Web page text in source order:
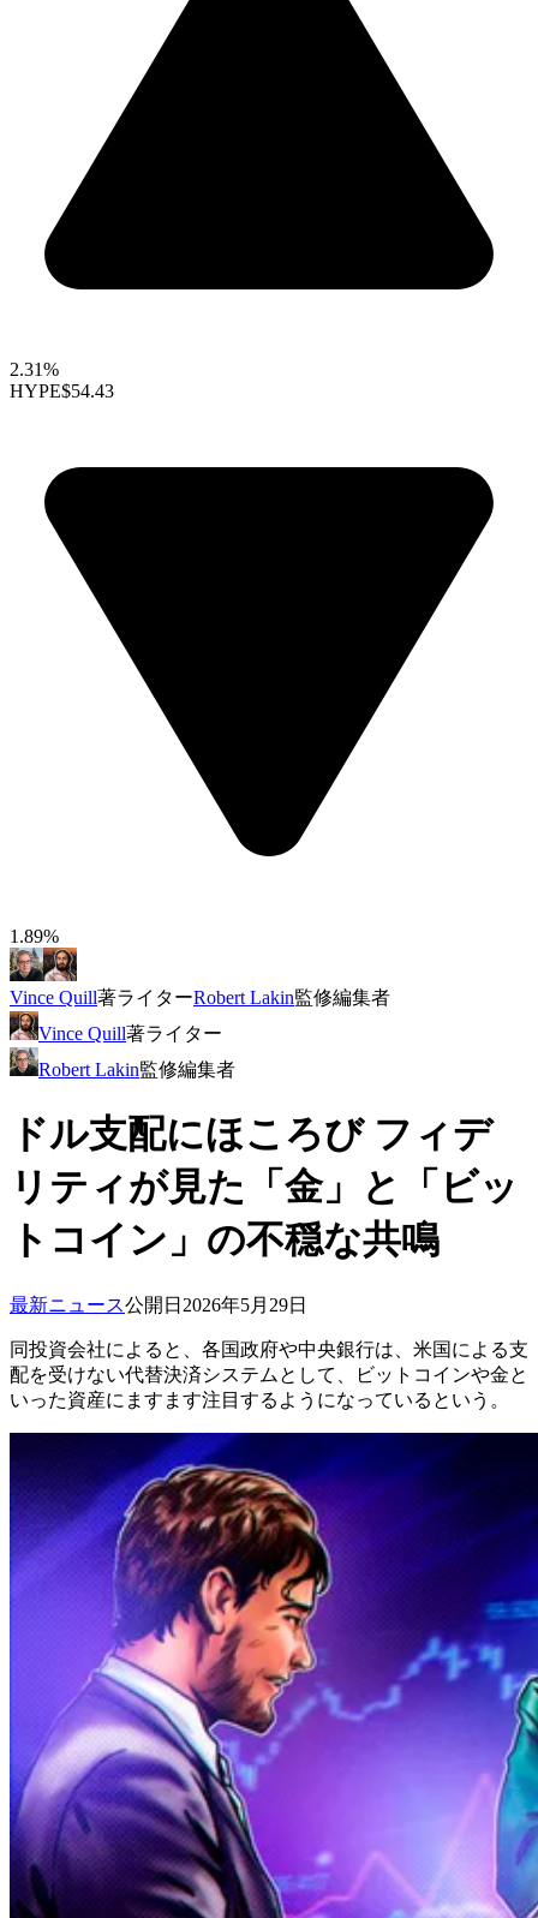
2.31%
HYPE$54.43
1.89%
Vince Quill著ライターRobert Lakin監修編集者
Vince Quill著ライター
Robert Lakin監修編集者
ドル支配にほころび フィデ
リティが見た「金」と「ビッ
トコイン」の不穏な共鳴
最新ニュース公開日 2026年5月29日
同投資会社によると、各国政府や中央銀行は、米国による支
配を受けない代替決済システムとして、ビットコインや金と
いった資産にますます注目するようになっているという。